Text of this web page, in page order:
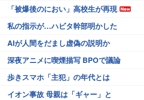
「被爆後のにおい」高校生が再現
私の指示が…ハビタ幹部明かした
AIが人間をだまし虚偽の説明か
深夜アニメに喫煙描写 BPOで議論
歩きスマホ「主犯」の年代とは
イオン事故 母親は「ギャー」と